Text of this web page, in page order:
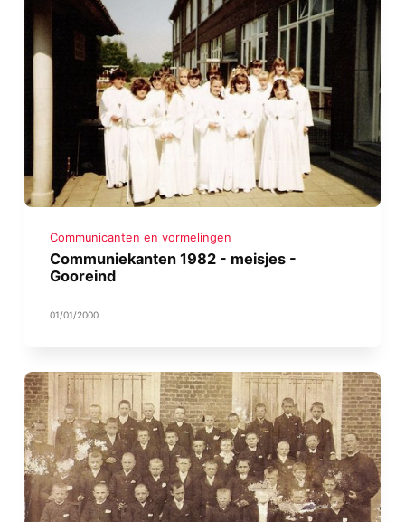
Communicanten en vormelingen
Communiekanten 1982 - meisjes -
Gooreind
01/01/2000